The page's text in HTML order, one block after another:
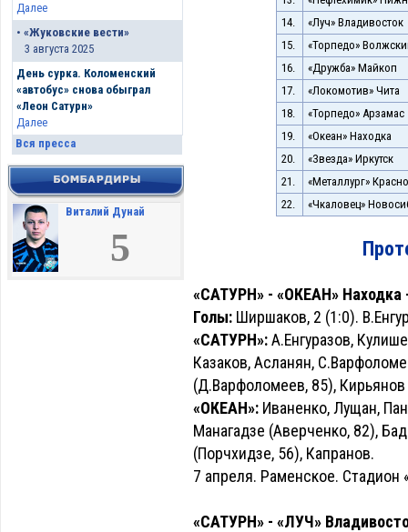
Далее
• «Жуковские вести»
3 августа 2025
День сурка. Коломенский
«автобус» снова обыграл
«Леон Сатурн»
Далее
Вся пресса
Виталий Дунай
5
14.
«Луч» Владивосток
15.
«Торпедо»
16.
«Дружба» Майкоп
17.
«Локомотив» Чита
18.
«Торпедо» Арзамас
19.
«Океан» Находка
20.
«Звезда» Иркутск
21.
«Металлург»
22.
«Чкаловец»
«САТУРН» - «ОКЕАН» Находка
Голы: Ширшаков, 2 (1:0).
«САТУРН»:А.Енгуразов,
Казаков, Асланян,
(Д.Варфоломеев, 85),
«ОКЕАН»: Иваненко, Лущан,
Манагадзе (Аверченко, 82),
(Порчхидзе, 56), Капранов.
7 апреля. Раменское. Стадион
«САТУРН» - «ЛУЧ»